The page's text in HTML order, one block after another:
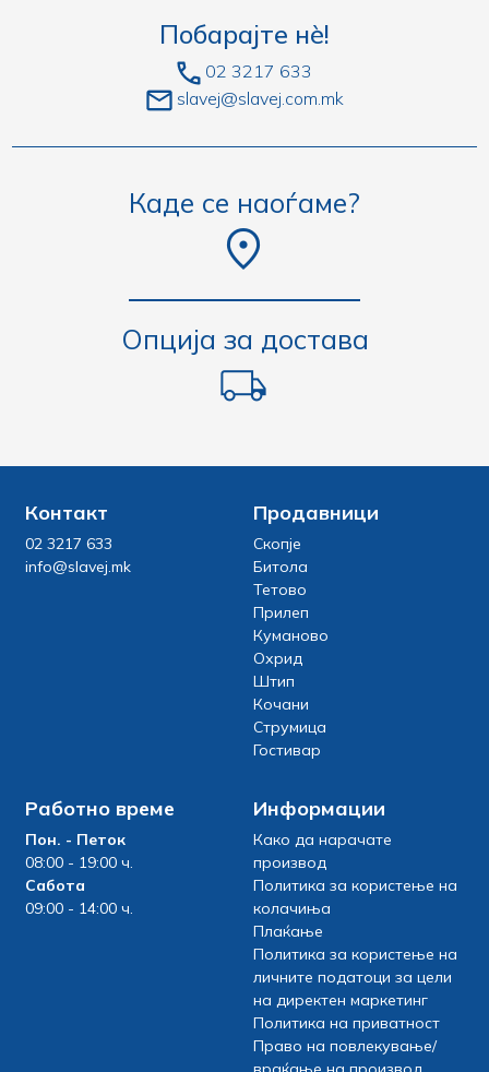
Побарајте нè!
02 3217 633
slavej@slavej.com.mk
Каде се наоѓаме?
Опција за достава
Контакт
02 3217 633
info@slavej.mk
Продавници
Скопје
Битола
Тетово
Прилеп
Куманово
Охрид
Штип
Кочани
Струмица
Гостивар
Работно време
Пон. - Петок
08:00 - 19:00 ч.
Сабота
09:00 - 14:00 ч.
Информации
Како да нарачате
производ
Политика за користење на
колачиња
Плаќање
Политика за користење на
личните податоци за цели
на директен маркетинг
Политика на приватност
Право на повлекување/